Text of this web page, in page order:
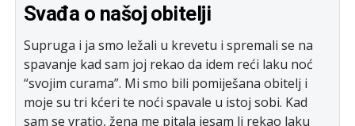
Svađa o našoj obitelji
Supruga i ja smo ležali u krevetu i spremali se na
spavanje kad sam joj rekao da idem reći laku noć
“svojim curama”. Mi smo bili pomiješana obitelj i
moje su tri kćeri te noći spavale u istoj sobi. Kad
sam se vratio, žena me pitala jesam li rekao laku